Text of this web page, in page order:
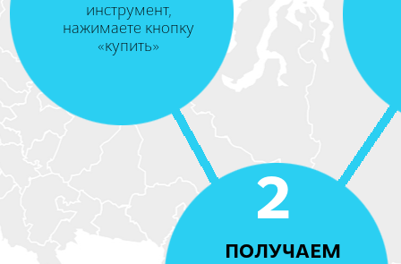
инструмент,
нажимаете кнопку
«купить»
2
ПОЛУЧАЕМ